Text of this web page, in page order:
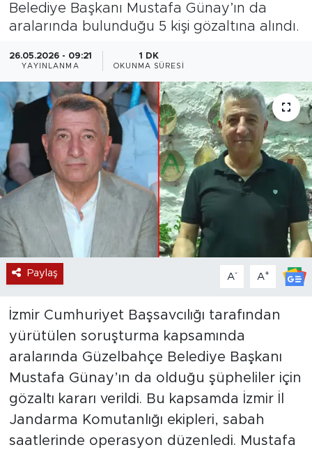
Belediye Başkanı Mustafa Günay’ın da
aralarında bulunduğu 5 kişi gözaltına alındı.
26.05.2026 - 09:21
YAYINLANMA
1 DK
OKUNMA SÜRESI
Paylaş A- A+
İzmir Cumhuriyet Başsavcılığı tarafından
yürütülen soruşturma kapsamında
aralarında Güzelbahçe Belediye Başkanı
Mustafa Günay’ın da olduğu şüpheliler için
gözaltı kararı verildi. Bu kapsamda İzmir İl
Jandarma Komutanlığı ekipleri, sabah
saatlerinde operasyon düzenledi. Mustafa
Magazin
Özel Haber
Politika
Resmi İlanlar
Sağlık
Spor
Turizm